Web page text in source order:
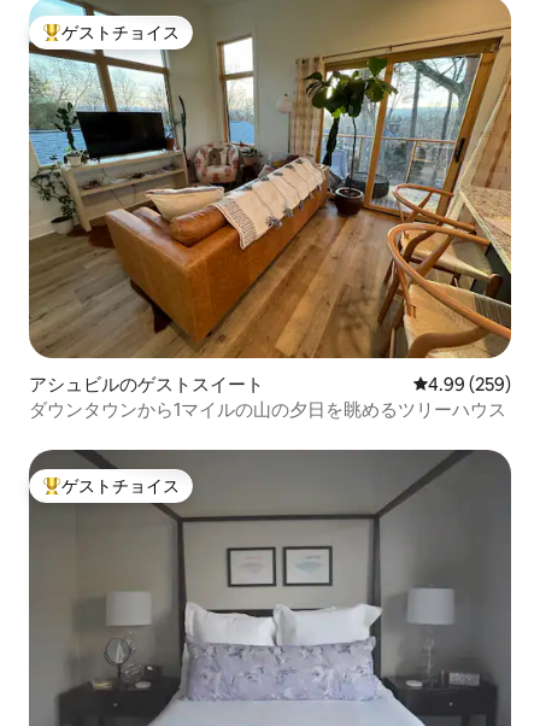
大好評のゲストチョイスです。
ゲストチョイス
アシュビルのゲストスイート レビュー259
4.99 (259)
ダウンタウンから1マイルの山の夕日を眺めるツリーハウス
大好評のゲストチョイスです。
ゲストチョイス